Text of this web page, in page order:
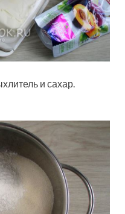
и сахар.